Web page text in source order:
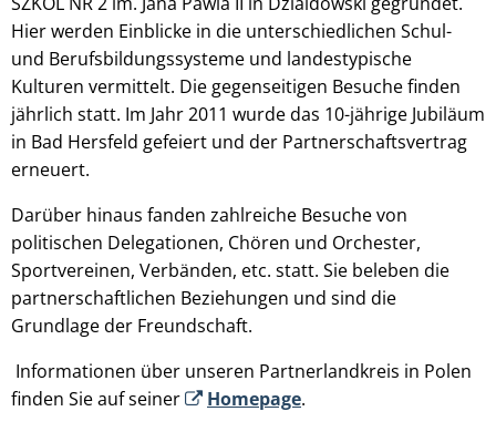
Hier werden Einblicke in die unterschiedlichen Schul-
und Berufsbildungssysteme und landestypische
Kulturen vermittelt. Die gegenseitigen Besuche finden
jährlich statt. Im Jahr 2011 wurde das 10-jährige Jubiläum
in Bad Hersfeld gefeiert und der Partnerschaftsvertrag
erneuert.
Darüber hinaus fanden zahlreiche Besuche von
politischen Delegationen, Chören und Orchester,
Sportvereinen, Verbänden, etc. statt. Sie beleben die
partnerschaftlichen Beziehungen und sind die
Grundlage der Freundschaft.
Informationen über unseren Partnerlandkreis in Polen
finden Sie auf seiner
Homepage.